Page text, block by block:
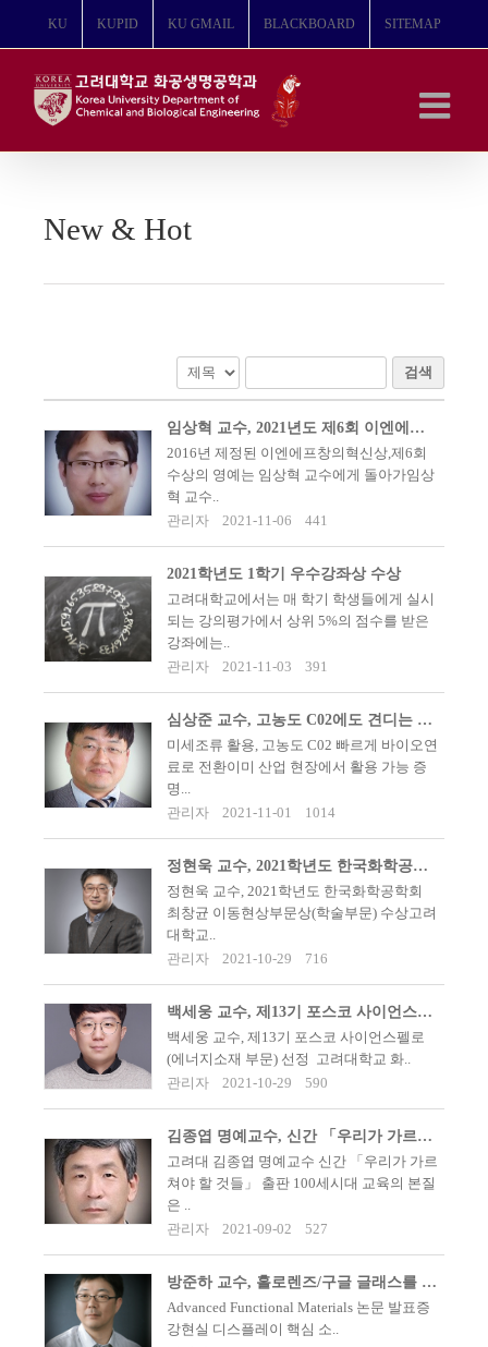
뛰
KU KUPID KU GMAIL BLACKBOARD SITEMAP
New & Hot
검색
임상혁 교수, 2021년도 제6회 이엔에프창의혁신상 수상
2016년 제정된 이엔에프창의혁신상,제6회
수상의 영예는 임상혁 교수에게 돌아가임상
혁 교수..
관리자
2021-11-06 441
2021학년도 1학기 우수강좌상 수상
고려대학교에서는 매 학기 학생들에게 실시
되는 강의평가에서 상위 5%의 점수를 받은
강좌에는..
관리자
2021-11-03 391
심상준 교수, 고농도 C02에도 견디는 미세조류 개량 성공(Nature Communicat..
미세조류 활용, 고농도 C02 빠르게 바이오연
료로 전환이미 산업 현장에서 활용 가능 증
명...
관리자
2021-11-01 1014
정현욱 교수, 2021학년도 한국화학공학회 최창균 이동현상부문상(학술부문) 수상
정현욱 교수, 2021학년도 한국화학공학회
최창균 이동현상부문상(학술부문) 수상​고려
대학교..
관리자
2021-10-29 716
백세웅 교수, 제13기 포스코 사이언스펠로(에너지소재 부문) 선정
​​백세웅 교수, 제13기 포스코 사이언스펠로
(에너지소재 부문) 선정 ​ ​​고려대학교 화..
관리자
2021-10-29 590
김종엽 명예교수, 신간 「우리가 가르쳐야 할 것들」 출판
고려대 김종엽 명예교수 신간 「우리가 가르
쳐야 할 것들」 출판 100세시대 교육의 본질
은 ..
관리자
2021-09-02 527
방준하 교수, 홀로렌즈/구글 글래스를 혁신할 수 있는 핵심 광학 소재 개발
Advanced Functional Materials 논문 발표증
강현실 디스플레이 핵심 소..